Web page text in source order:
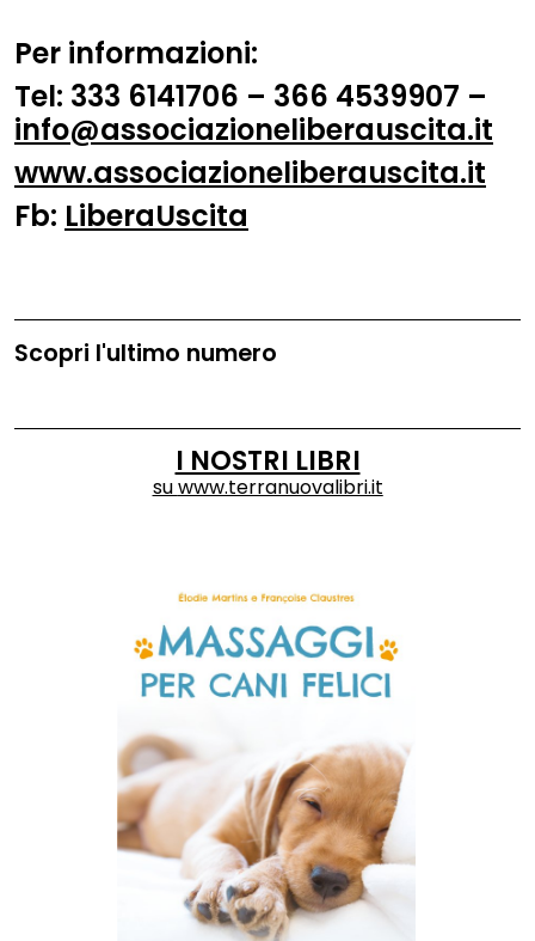
Per informazioni:
Tel: 333 6141706 – 366 4539907 –
info@associazioneliberauscita.it
www.associazioneliberauscita.it
Fb: LiberaUscita
Scopri l'ultimo numero
I NOSTRI LIBRI
suwww.terranuovalibri.it